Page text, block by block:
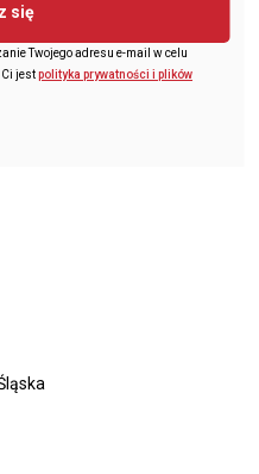
się
Twojego adresu e-mail w celu
jestpolityka prywatności i plików